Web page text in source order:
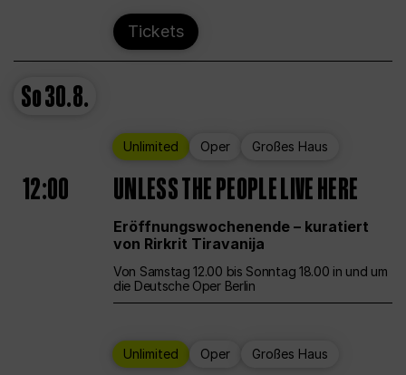
Tickets
So30.8.
Unlimited Oper Großes Haus
12:00 UNLESS THE PEOPLE LIVE HERE
Eröffnungswochenende – kuratiert
von Rirkrit Tiravanija
Von Samstag 12.00 bis Sonntag 18.00 in und um
die Deutsche Oper Berlin
Unlimited Oper Großes Haus